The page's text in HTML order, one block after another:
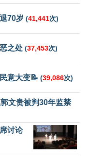
70岁 (41,441次)
之处 (37,453次)
意大变📝 (39,086次)
文贵被判30年监禁
讨论